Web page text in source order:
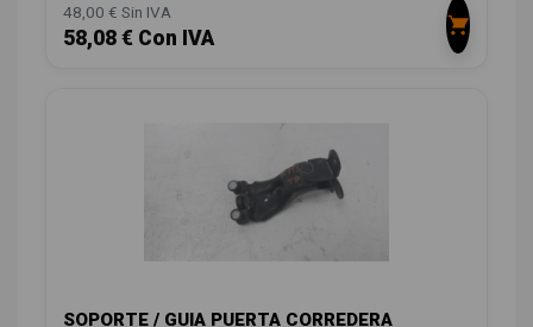
48,00 € Sin IVA
58,08 € Con IVA
SOPORTE / GUIA PUERTA CORREDERA